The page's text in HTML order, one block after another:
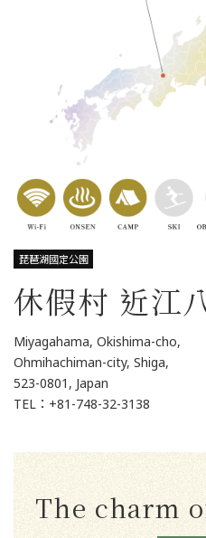
琵琶湖國定公園
休假村 近江
Miyagahama, Okishima-cho,
Ohmihachiman-city, Shiga,
523-0801, Japan
TEL：+81-748-32-3138
The charm